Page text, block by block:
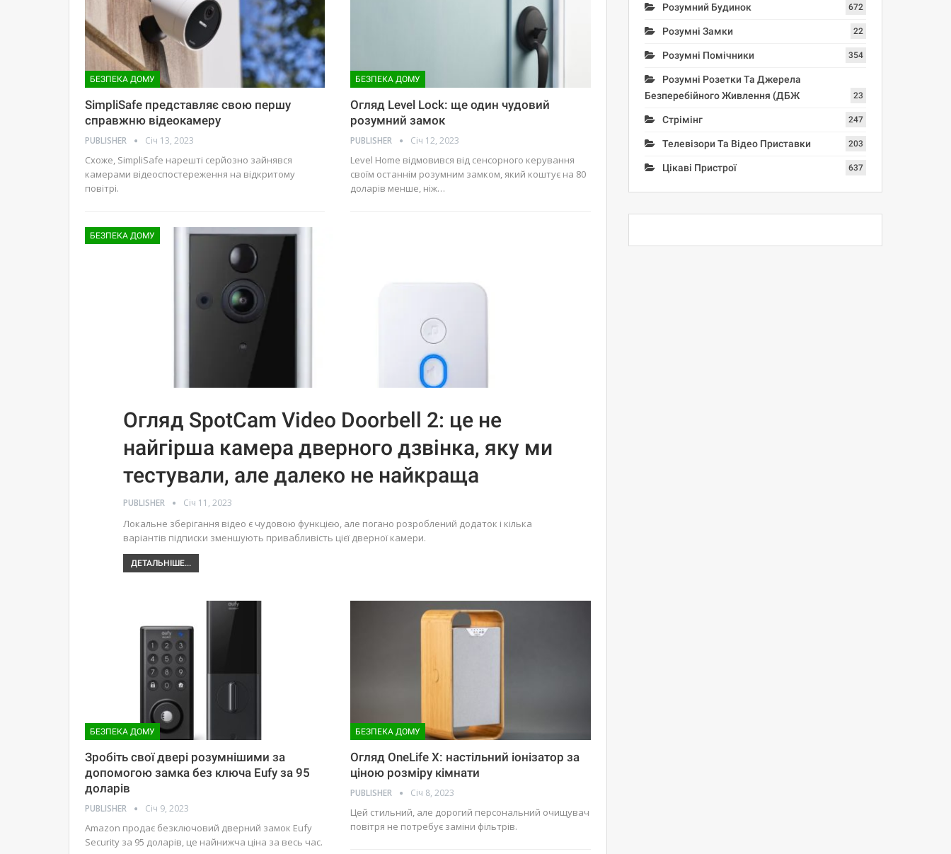
БЕЗПЕКА ДОМУ
SimpliSafe представляє свою першу
справжню відеокамеру
PUBLISHER Січ 13, 2023
Схоже, SimpliSafe нарешті серйозно зайнявся
камерами відеоспостереження на відкритому
повітрі.
БЕЗПЕКА ДОМУ
Огляд Level Lock: ще один чудовий
розумний замок
PUBLISHER Січ 12, 2023
Level Home відмовився від сенсорного керування
своїм останнім розумним замком, який коштує на 80
доларів менше, ніж…
БЕЗПЕКА ДОМУ
Огляд SpotCam Video Doorbell 2: це не
найгірша камера дверного дзвінка, яку ми
тестували, але далеко не найкраща
PUBLISHER Січ 11, 2023
Локальне зберігання відео є чудовою функцією, але погано розроблений додаток і кілька
варіантів підписки зменшують привабливість цієї дверної камери.
ДЕТАЛЬНІШЕ...
БЕЗПЕКА ДОМУ
Зробіть свої двері розумнішими за
допомогою замка без ключа Eufy за 95
доларів
PUBLISHER Січ 9, 2023
Amazon продає безключовий дверний замок Eufy
Security за 95 доларів, це найнижча ціна за весь час.
БЕЗПЕКА ДОМУ
Огляд OneLife X: настільний іонізатор за
ціною розміру кімнати
PUBLISHER Січ 8, 2023
Цей стильний, але дорогий персональний очищувач
повітря не потребує заміни фільтрів.
Розумний Будинок 672
Розумні Замки 22
Розумні Помічники 354
Розумні Розетки Та Джерела
Безперебійного Живлення (ДБЖ
23
Стрімінг 247
Телевізори Та Відео Приставки 203
Цікаві Пристрої 637